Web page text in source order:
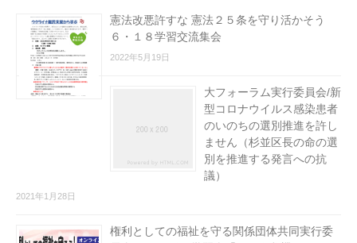
憲法改悪許すな 憲法２５条を守り活かそう
６・１８学習交流集会
2022年5月19日
大フォーラム実行委員会/新
型コロナウイルス感染患者
のいのちの選別推進を許し
ません（杉並区長の命の選
別を推進する発言への抗
議）
2021年1月28日
権利としての福祉を守る関係団体共同実行委